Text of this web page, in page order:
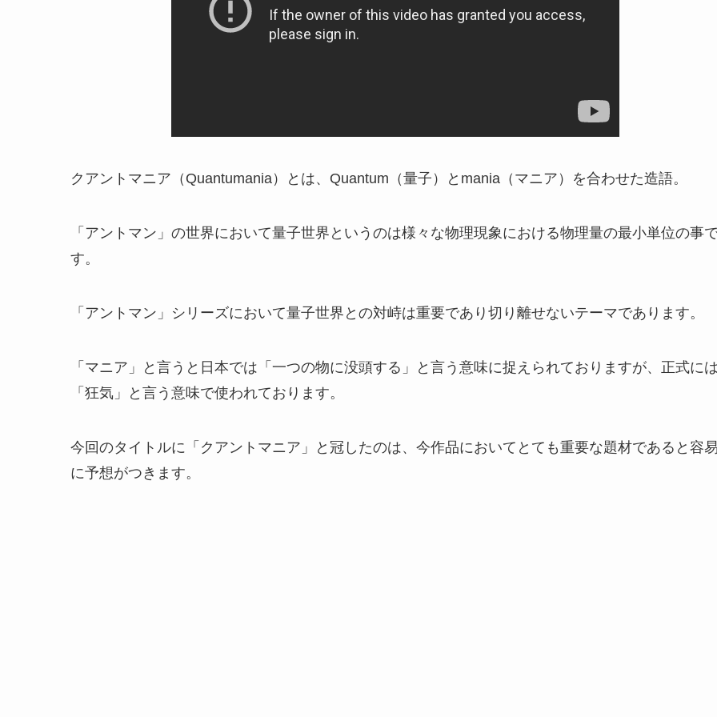
クアントマニア（ Quantumania） とは、Quantum（量子）とmania（マニア）を合わせた造語。
「アントマン」の世界において量子世界というのは様々な物理現象における物理量の最小単位の事
す。
「アントマン」シリーズにおいて量子世界との対峙は重要であり切り離せないテーマであります。
「マニア」と言うと日本では「一つの物に没頭する」と言う意味に捉えられておりますが、正式に
「狂気」と言う意味で使われております。
今回のタイトルに「クアントマニア」と冠したのは、今作品においてとても重要な題材であると容
に予想がつきます。